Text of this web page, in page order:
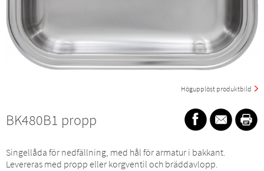
Högupplöst produktbild
BK480B1 propp
Singellåda för nedfällning, med hål för armatur i bakkant.
Levereras med propp eller korgventil och bräddavlopp.